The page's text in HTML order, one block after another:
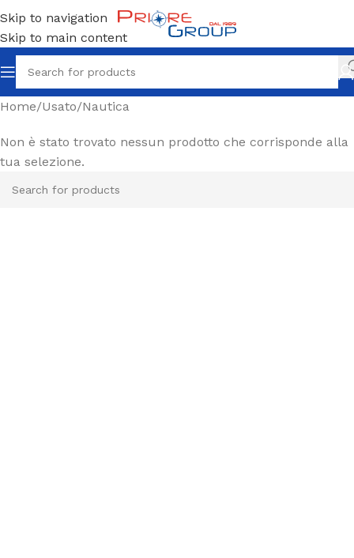
Skip to navigation
Skip to main content
Home Usato Nautica
Non è stato trovato nessun prodotto che corrisponde alla
tua selezione.